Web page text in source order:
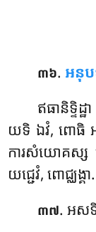
៣៦. អនុប
ឥធានិទ្ទិដ្ឋា
យទិ ឯវំ, ពោធិ
ការសំយោគស្ស
យជ្ជេវំ, ពោជ្ឈង្គា.
៣៧. អស